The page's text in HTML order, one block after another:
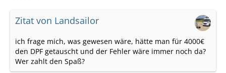
Zitat von Landsailor
ich frage mich, was gewesen wäre, hätte man für 4000€
den DPF getauscht und der Fehler wäre immer noch da?
Wer zahlt den Spaß?